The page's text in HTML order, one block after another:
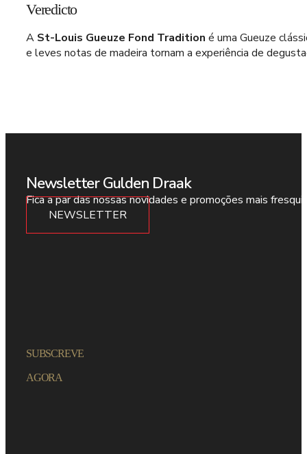
Veredicto
A St-Louis Gueuze Fond Tradition é uma Gueuze
e leves notas de madeira tornam a experiência de
Newsletter Gulden Draak
Fica a par das nossas novidades e promoções mais
NEWSLETTER
SUBSCREVE
AGORA